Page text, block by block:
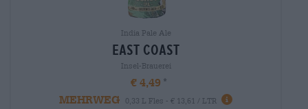
India Pale Ale
east coast
Insel-Brauerei
€ 4,49
MEHRWEG
0,33 L Fles - € 13,61 / LTR